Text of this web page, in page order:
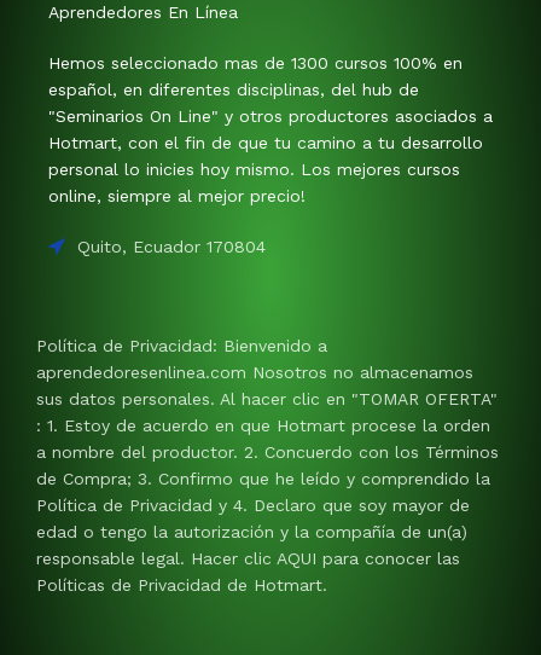
Aprendedores En Línea
Hemos seleccionado mas de 1300 cursos 100% en
español, en diferentes disciplinas, del hub de
"Seminarios On Line" y otros productores asociados a
Hotmart, con el fin de que tu camino a tu desarrollo
personal lo inicies hoy mismo. Los mejores cursos
online, siempre al mejor precio!
Quito, Ecuador 170804
Política de Privacidad: Bienvenido a
aprendedoresenlinea.com Nosotros no almacenamos
sus datos personales. Al hacer clic en "TOMAR OFERTA"
: 1. Estoy de acuerdo en que Hotmart procese la orden
a nombre del productor. 2. Concuerdo con los Términos
de Compra; 3. Confirmo que he leído y comprendido la
Política de Privacidad y 4. Declaro que soy mayor de
edad o tengo la autorización y la compañía de un(a)
responsable legal. Hacer clic AQUI para conocer las
Políticas de Privacidad de Hotmart.